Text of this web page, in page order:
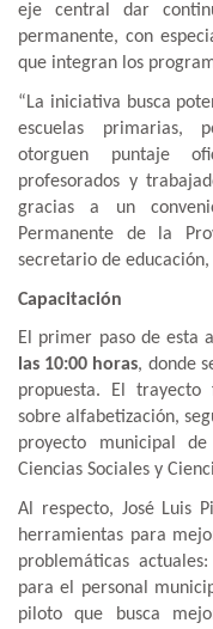
eje central dar
permanente, con
que integran los
“La iniciativa busca
escuelas primarias,
otorguen puntaje
profesorados y
gracias a un
Permanente de la
secretario de educación,
Capacitación
El primer paso de esta
las 10:00 horas, donde
propuesta. El
sobre alfabetización,
proyecto municipal
Ciencias Sociales y
Al respecto, José Luis
herramientas para
problemáticas
para el personal
piloto que busca